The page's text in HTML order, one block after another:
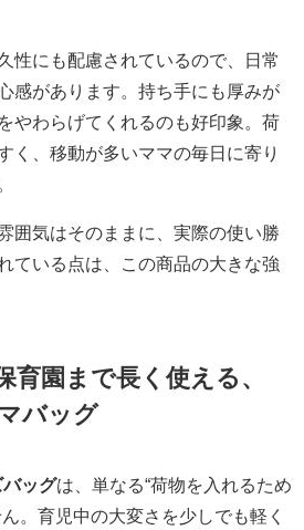
性にも配慮されているので、日常
感があります。持ち手にも厚みが
やわらげてくれるのも好印象。荷
く、移動が多いママの毎日に寄り
囲気はそのままに、実際の使い勝
ている点は、この商品の大きな強
育園まで長く使える、
バッグ
ッグは、単なる“荷物を入れるため
。育児中の大変さを少しでも軽く